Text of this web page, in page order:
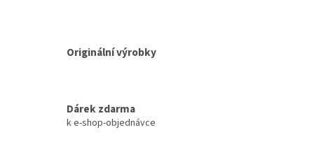
Originální výrobky
Dárek zdarma
k e-shop-objednávce